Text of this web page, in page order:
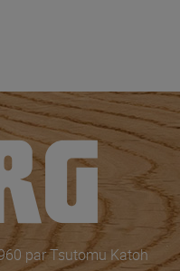
par Tsutomu Katoh